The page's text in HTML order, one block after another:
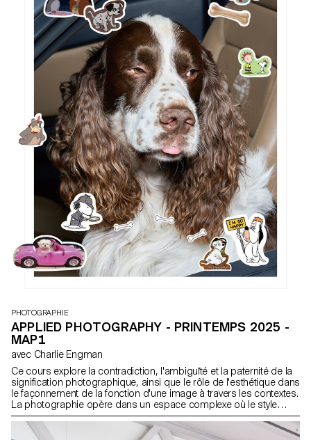
PHOTOGRAPHIE
APPLIED PHOTOGRAPHY - PRINTEMPS 2025 -
MAP1
avec Charlie Engman
Ce cours explore la contradiction, l'ambiguïté et la paternité de la
signification photographique, ainsi que le rôle de l'esthétique dans
le façonnement de la fonction d'une image à travers les contextes.
La photographie opère dans un espace complexe où le style
visuel, le contexte et les attentes du public interagissent pour
produire du sens. Ce cours demande aux étudiants d'examiner
comment l'esthétique photographique influence l'interprétation et